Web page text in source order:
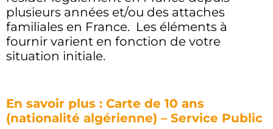
plusieurs années et/ou des attaches
familiales en France. Les éléments à
fournir varient en fonction de votre
situation initiale.
En savoir plus : Carte de 10 ans
(nationalité algérienne) – Service Public